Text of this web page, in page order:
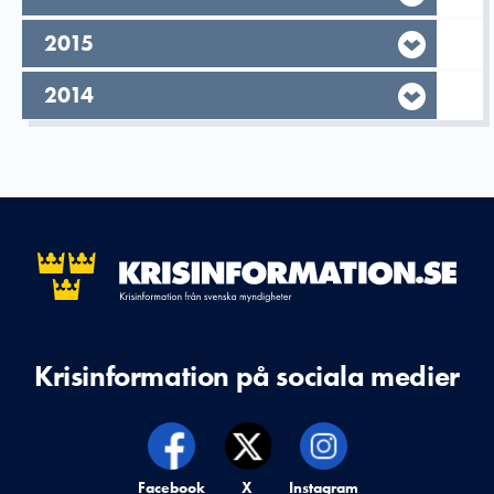
År,
2015
År,
2014
Krisinformation på sociala medier
Krisinformation på,
Facebook Krisinformation på,
X Krisinformation på,
Instagram